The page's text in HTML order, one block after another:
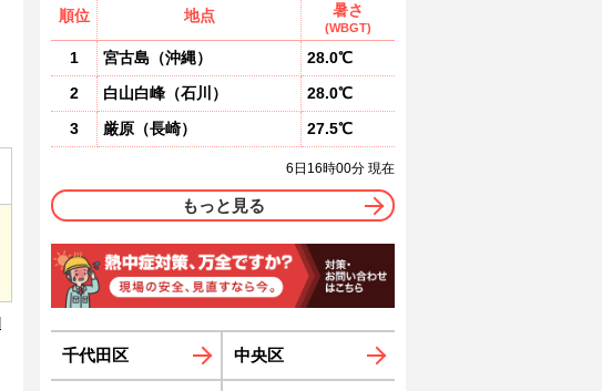
順位 地点 暑さ
(WBGT)
1 宮古島 （沖縄）
28.0℃
2
白山白峰 （石川 ）
28.0℃
3
厳原 （長崎） 27.5℃
6日16時00分 現在
もっと見る
千代田区 中央区